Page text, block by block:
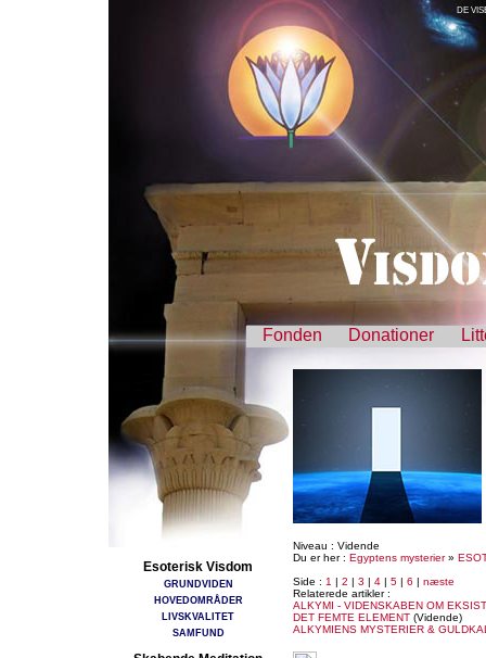
DE
Fonden Donationer
Esoterisk Visdom
GRUNDVIDEN
HOVEDOMRÅDER
LIVSKVALITET
SAMFUND
Niveau : Vidende
Du er her : Egyptens mysterier»
Side : 1 | 2 | 3 | 4 | 5 | 6 | næste
Relaterede artikler :
ALKYMI - VIDENSKABEN OM
DET FEMTE ELEMENT (Vidende)
ALKYMIENS MYSTERIER &